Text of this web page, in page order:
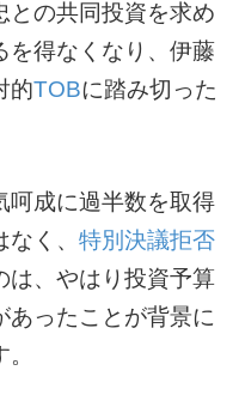
との共同投資を求め
を得なくなり、伊藤
的TOBに踏み切った
成に過半数を取得
く、 特別決議拒否
は、やはり投資予算
あったことが背景に
。